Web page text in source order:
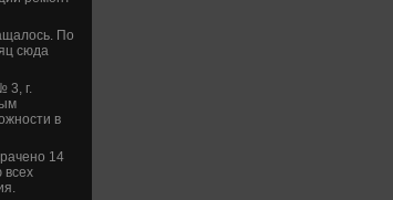
По
сюда
3, г.
в
14
всех